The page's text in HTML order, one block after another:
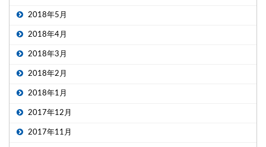
2018年5月
2018年4月
2018年3月
2018年2月
2018年1月
2017年12月
2017年11月